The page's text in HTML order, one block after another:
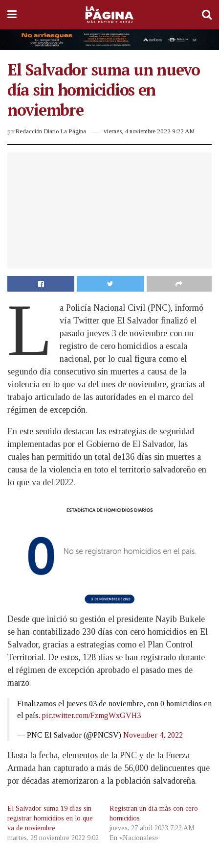
El Salvador suma un nuevo
día sin homicidios en
noviembre
porRedacción Diario La Página viernes, 4 noviembre 2022 9:22 AM
l
a Policía Nacional Civil (PNC), informó
vía Twitter que El Salvador finalizó el
pasado jueves 3 de noviembre con un
registro de cero homicidios a escala
nacional, por lo cual figura como el
segundo día consecutivo sin muertes a causa de la
violencia en lo que va del mes de noviembre, gracias al
trabajo articulado de las autoridades en el marco del
régimen de excepción.
En este sentido destacan las estrategias de seguridad
implementadas por el Gobierno de El Salvador, las
cuales han permitido un total de136 días sin muertes a
causa de la violencia en toto el territorio salvadoreño en
lo que va del 2022.
Desde que inició su gestión el presidente Nayib Bukele
se han contabilizado 230 días con cero homicidios en El
Salvador, gracias a estrategias como el Plan Control
Territorial. De estos, 128 días se han registrado durante
el régimen de excepción aprobado el pasado mes de
marzo.
Finalizamos el jueves 03 de noviembre, con 0 homicidios en
el país. pic.twitter.com/FzmgWxGVH3
— PNC El Salvador (@PNCSV) November 4, 2022
Hasta la fecha, elementos de la PNC y de la Fuerza
Armada han capturado a más de 56,000 delincuentes que
por décadas atemorizaron a la población salvadoreña.
El Salvador suma 19 días sin
registrar homicidios en lo que
va de noviembre
martes, 29 noviembre 2022 9:02
Registran un día más con cero
homicidios
jueves, 27 abril 2023 7:22 AM
En «Nacionales»